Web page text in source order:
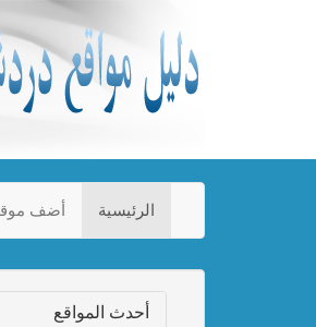
الرئيسية أضف
أحدث المواقع